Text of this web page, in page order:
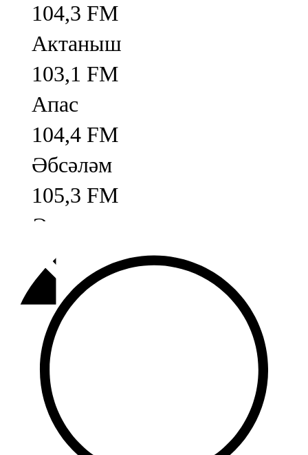
104,3 FM
Актаныш
103,1 FM
Апас
104,4 FM
Әбсәләм
105,3 FM
Әлмәт
92,9 FM
Базарлы матак
107,1 FM
Балык бистәсе
104,9 FM
Баулы
107,5 FM